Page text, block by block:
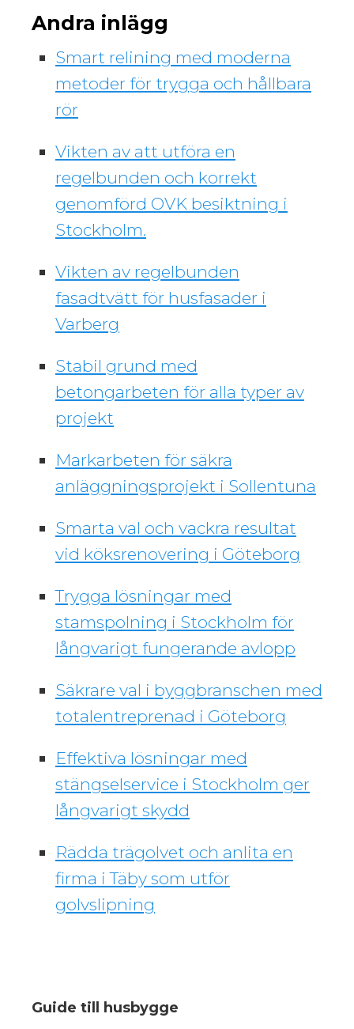
Andra inlägg
Smart relining med moderna
metoder för trygga och hållbara
rör
Vikten av att utföra en
regelbunden och korrekt
genomförd OVK besiktning i
Stockholm.
Vikten av regelbunden
fasadtvätt för husfasader i
Varberg
Stabil grund med
betongarbeten för alla typer av
projekt
Markarbeten för säkra
anläggningsprojekt i Sollentuna
Smarta val och vackra resultat
vid köksrenovering i Göteborg
Trygga lösningar med
stamspolning i Stockholm för
långvarigt fungerande avlopp
Säkrare val i byggbranschen med
totalentreprenad i Göteborg
Effektiva lösningar med
stängselservice i Stockholm ger
långvarigt skydd
Rädda trägolvet och anlita en
firma i Täby som utför
golvslipning
Guide till husbygge